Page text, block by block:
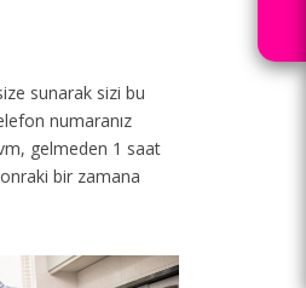
sunarak sizi bu
numaranız
gelmeden 1 saat
bir zamana